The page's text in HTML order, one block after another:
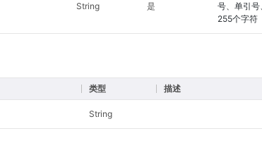
String 是
号、单引
255个字符
类型 描述
String